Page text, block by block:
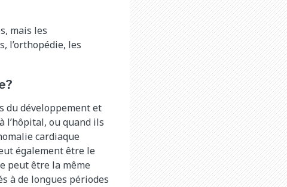
mais les
l’orthopédie, les
du développement et
l’hôpital, ou quand ils
cardiaque
également être le
peut être la même
à de longues périodes